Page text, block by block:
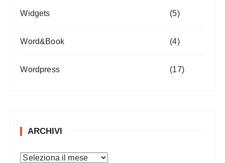
Widgets (5)
Word&Book (4)
Wordpress (17)
ARCHIVI
A